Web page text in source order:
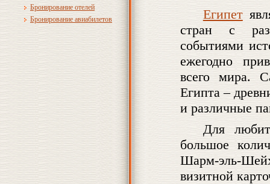
Бронирование отелей
Бронирование авиабилетов
Египет
стран с
событиями
ежегодно
всего мира.
Египта –
и различные
Для
большое
Шарм-эль-
визитной